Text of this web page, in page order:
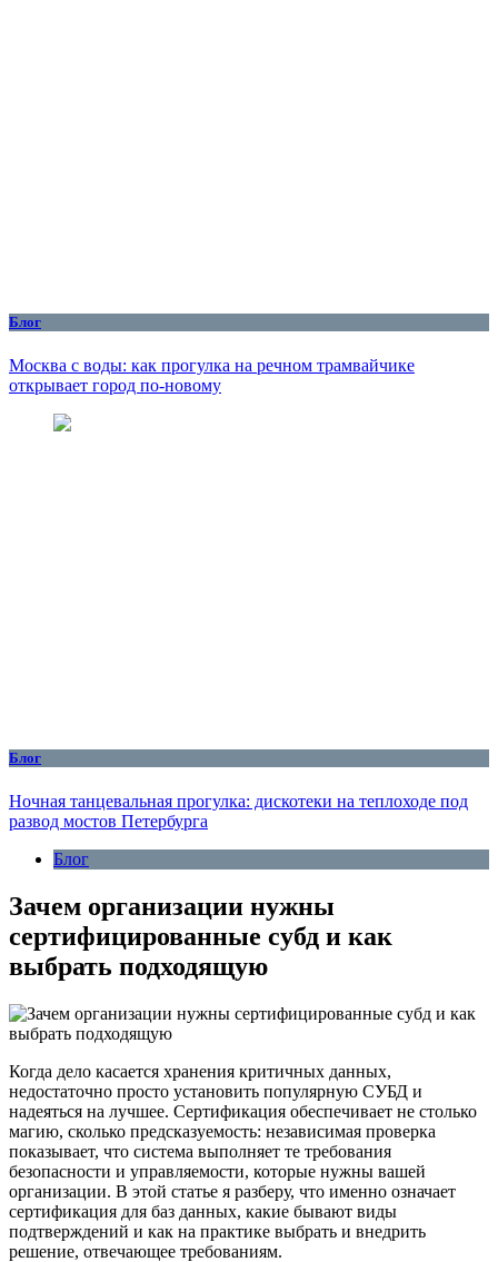
Блог
Москва с воды: как прогулка на речном трамвайчике
открывает город по‑новому
Блог
Ночная танцевальная прогулка: дискотеки на теплоходе под
развод мостов Петербурга
Блог
Зачем организации нужны
сертифицированные субд и как
выбрать подходящую
Когда дело касается хранения критичных данных,
недостаточно просто установить популярную СУБД и
надеяться на лучшее. Сертификация обеспечивает не столько
магию, сколько предсказуемость: независимая проверка
показывает, что система выполняет те требования
безопасности и управляемости, которые нужны вашей
организации. В этой статье я разберу, что именно означает
сертификация для баз данных, какие бывают виды
подтверждений и как на практике выбрать и внедрить
решение, отвечающее требованиям.